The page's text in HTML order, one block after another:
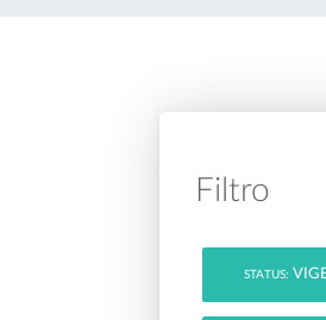
Filtro
STATUS: